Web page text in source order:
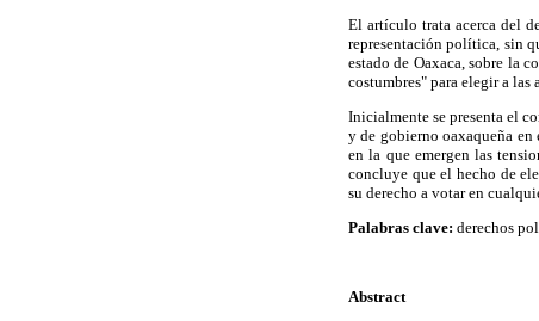
El artículo trata acerca del
representación política, sin
estado de Oaxaca, sobre la
costumbres" para elegir a las
Inicialmente se presenta el
y de gobierno oaxaqueña
en la que emergen las
concluye que el hecho de
su derecho a votar en
Palabras clave: derechos
Abstract